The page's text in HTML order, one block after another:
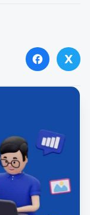
facebook X